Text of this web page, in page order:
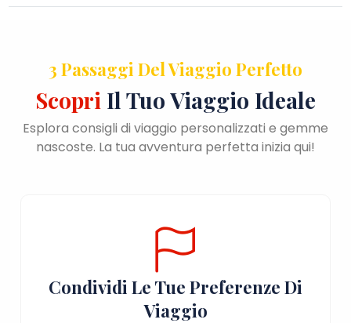
3 Passaggi Del Viaggio Perfetto
Scopri Il Tuo Viaggio Ideale
Esplora consigli di viaggio personalizzati e gemme
nascoste. La tua avventura perfetta inizia qui!
Condividi Le Tue Preferenze Di
Viaggio